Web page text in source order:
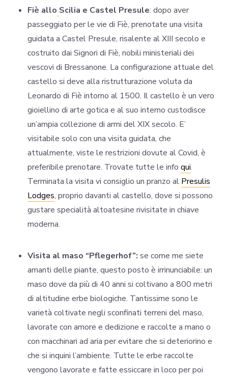
Fiè allo Scilia e Castel Presule: dopo aver
passeggiato per le vie di Fiè, prenotate una visita
guidata a Castel Presule, risalente al XIII secolo e
costruito dai Signori di Fiè, nobili ministeriali dei
vescovi di Bressanone. La configurazione attuale del
castello si deve alla ristrutturazione voluta da
Leonardo di Fiè intorno al 1500. Il castello è un vero
gioiellino di arte gotica e al suo interno custodisce
un’ampia collezione di armi del XIX secolo. E’
visitabile solo con una visita guidata, che
attualmente, viste le restrizioni dovute al Covid, è
preferibile prenotare. Trovate tutte le info qui.
Terminata la visita vi consiglio un pranzo al Presulis
Lodges, proprio davanti al castello, dove si possono
gustare specialità altoatesine rivisitate in chiave
moderna.
Visita al maso “Pflegerhof”: se come me siete
amanti delle piante, questo posto è irrinunciabile: un
maso dove da più di 40 anni si coltivano a 800 metri
di altitudine erbe biologiche. Tantissime sono le
varietà coltivate negli sconfinati terreni del maso,
lavorate con amore e dedizione e raccolte a mano o
con macchinari ad aria per evitare che si deteriorino e
che si inquini l’ambiente. Tutte le erbe raccolte
vengono lavorate e fatte essiccare in loco per poi